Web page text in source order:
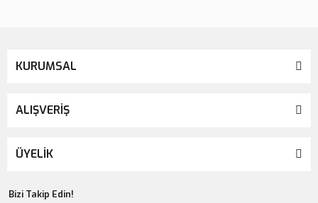
KURUMSAL
ALIŞVERİŞ
ÜYELİK
Bizi Takip Edin!